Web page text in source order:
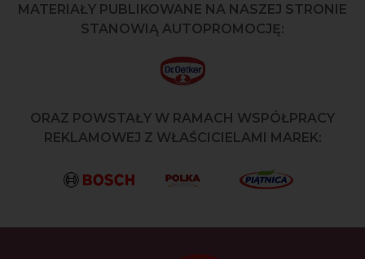
MATERIAŁY PUBLIKOWANE NA NASZEJ STRONIE
STANOWIĄ AUTOPROMOCJĘ:
ORAZ POWSTAŁY W RAMACH WSPÓŁPRACY
REKLAMOWEJ Z WŁAŚCICIELAMI MAREK: